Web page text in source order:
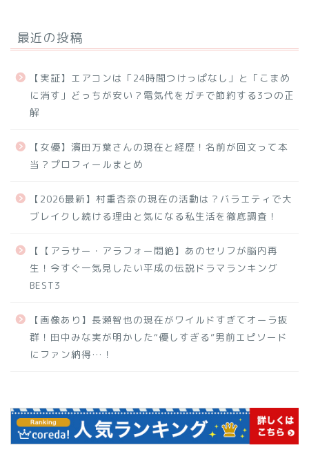
最近の投稿
【実証】エアコンは「24時間つけっぱなし」と「こまめ
に消す」どっちが安い？電気代をガチで節約する3つの正
解
【女優】濱田万葉さんの現在と経歴！名前が回文って本
当？プロフィールまとめ
【2026最新】村重杏奈の現在の活動は？バラエティで大
ブレイクし続ける理由と気になる私生活を徹底調査！
【【アラサー・アラフォー悶絶】あのセリフが脳内再
生！今すぐ一気見したい平成の伝説ドラマランキング
BEST3
【画像あり】長瀬智也の現在がワイルドすぎてオーラ抜
群！田中みな実が明かした“優しすぎる”男前エピソード
にファン納得…！